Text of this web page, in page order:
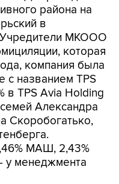
района на
в
Учредители МКООО
которая
компания была
с названием TPS
в TPS Avia Holding
Александра
Скоробогатько,
МАШ, 2,43%
- у менеджмента